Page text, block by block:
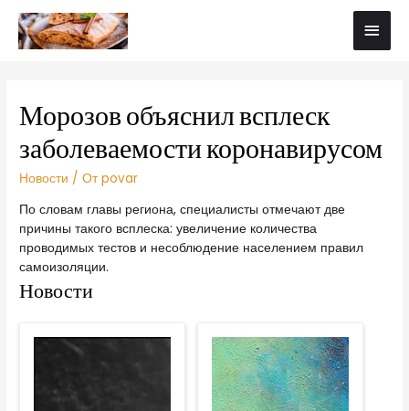
Морозов объяснил всплеск
заболеваемости коронавирусом
Новости / От povar
По словам главы региона, специалисты отмечают две
причины такого всплеска: увеличение количества
проводимых тестов и несоблюдение населением правил
самоизоляции.
Новости